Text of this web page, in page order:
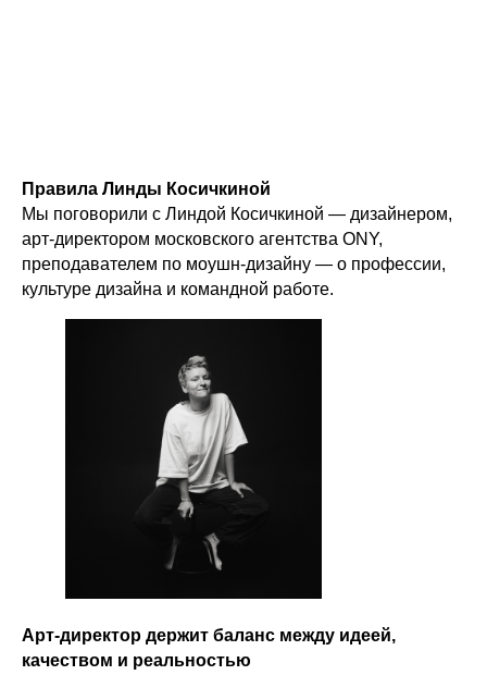
Правила Линды Косичкиной
Мы поговорили с Линдой Косичкиной — дизайнером,
арт-директором московского агентства ONY,
преподавателем по моушн-дизайну — о профессии,
культуре дизайна и командной работе.
Арт-директор держит баланс между идеей,
качеством и реальностью